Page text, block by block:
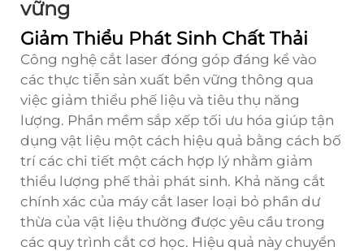
vững
Giảm Thiểu Phát Sinh Chất Thải
Công nghệ cắt laser đóng góp đáng kể vào
các thực tiễn sản xuất bền vững thông qua
việc giảm thiểu phế liệu và tiêu thụ năng
lượng. Phần mềm sắp xếp tối ưu hóa giúp tận
dụng vật liệu một cách hiệu quả bằng cách bố
trí các chi tiết một cách hợp lý nhằm giảm
thiểu lượng phế thải phát sinh. Khả năng cắt
chính xác của máy cắt laser loại bỏ phần dư
thừa của vật liệu thường được yêu cầu trong
các quy trình cắt cơ học. Hiệu quả này chuyển